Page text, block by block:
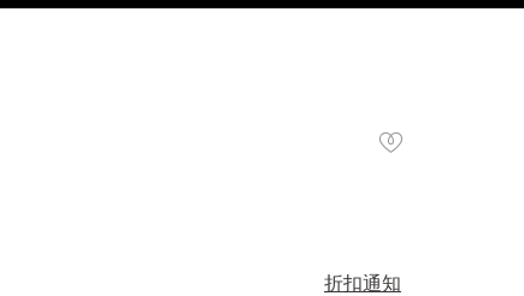
折扣通知